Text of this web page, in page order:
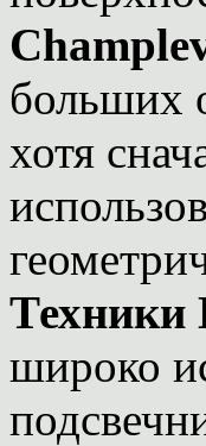
больших
хотя
широко